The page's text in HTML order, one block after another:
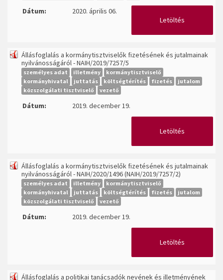
Dátum:
2020. április 06.
Letöltés
Állásfoglalás a kormánytisztviselők fizetésének és jutalmainak
nyilvánosságáról - NAIH/2019/7257/5
személyes adat illetmény
kormánytisztviselő
kormányhivatal
juttatás költségtérítés fizetés
jutalom
közszolgálati tisztviselő
vezető
Dátum: 2019. december 19.
Letöltés
Állásfoglalás a kormánytisztviselők fizetésének és jutalmainak
nyilvánosságáról - NAIH/2020/1496 (NAIH/2019/7257/2)
személyes adat illetmény
kormánytisztviselő
kormányhivatal
juttatás költségtérítés fizetés
jutalom
közszolgálati tisztviselő
vezető
Dátum: 2019. december 19.
Letöltés
Állásfoglalás a politikai tanácsadók nevének és illetményének